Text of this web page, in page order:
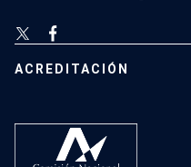
ACREDITACIÓN